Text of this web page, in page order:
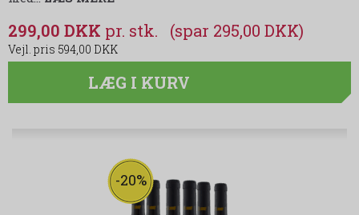
299,00 DKK
594,00 DKK
(spar 295,00 DKK)
LÆG I KURV
-20%